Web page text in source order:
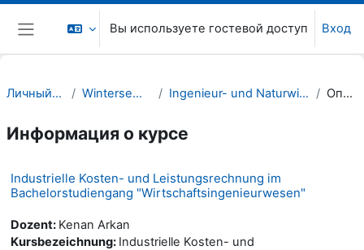
Перейти к основному содержанию
Боковая панель
Вы используете гостевой доступ Вход
Личный кабинет Wintersemester 20/21 Ingenieur- und Naturwissenschaften (INW) Описание
Информация о курсе
Industrielle Kosten- und Leistungsrechnung im
Bachelorstudiengang "Wirtschaftsingenieurwesen"
Dozent: Kenan Arkan
Kursbezeichnung: Industrielle Kosten- und